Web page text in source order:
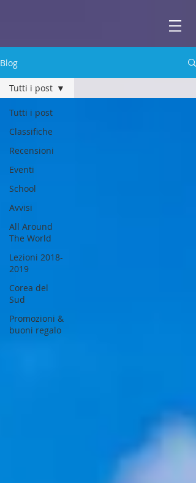
Scuola di
Blog
Tutti i post
Classifiche
Recensioni
Eventi
School
Avvisi
All Around
The World
Lezioni 2018-
2019
Corea del
Sud
Promozioni &
buoni regalo
Tutti i post